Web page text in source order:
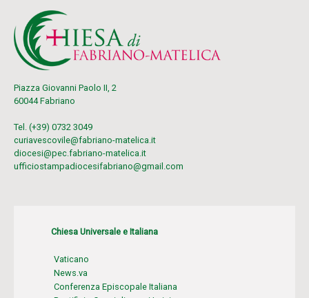
Piazza Giovanni Paolo II, 2
60044 Fabriano
Tel. (+39) 0732 3049
curiavescovile@fabriano-matelica.it
diocesi@pec.fabriano-matelica.it
ufficiostampadiocesifabriano@gmail.com
Chiesa Universale e Italiana
Vaticano
News.va
Conferenza Episcopale Italiana